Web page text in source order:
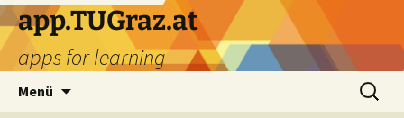
Zum
Inhalt
springen
app.TUGraz.at
apps for learning
Menü
Suchen
nach: